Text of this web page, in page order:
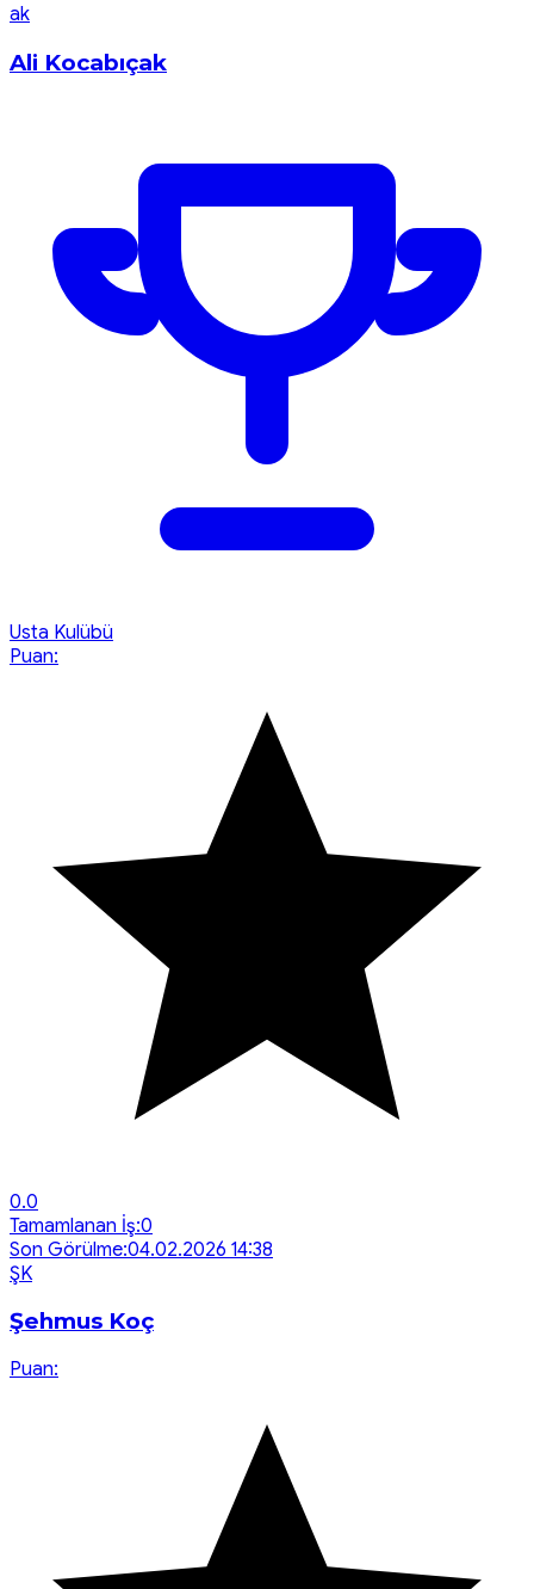
ak
Ali Kocabıçak
Usta Kulübü
Puan:
0.0
Tamamlanan İş:0
Son Görülme:04.02.2026 14:38
ŞK
Şehmus Koç
Puan: